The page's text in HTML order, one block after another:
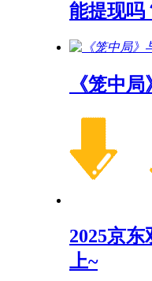
能提现吗
《笼中
2025京
上~